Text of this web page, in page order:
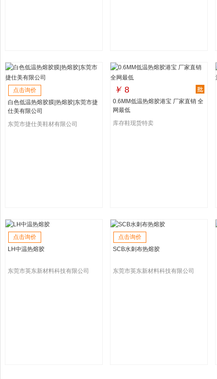
点击询价
白色低温热熔胶膜|热熔胶|东莞市捷
仕美有限公司
东莞市捷仕美鞋材有限公司
￥ 8
0.6MM低温热熔胶港宝 厂家直销 全
网最低
库存鞋现货特卖
点击询价
LH中温热熔胶
东莞市英东新材料科技有限公司
点击询价
SCB水刺布热熔胶
东莞市英东新材料科技有限公司